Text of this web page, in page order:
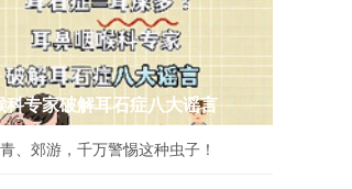
科专家破解耳石症八大谣言
、郊游，千万警惕这种虫子！